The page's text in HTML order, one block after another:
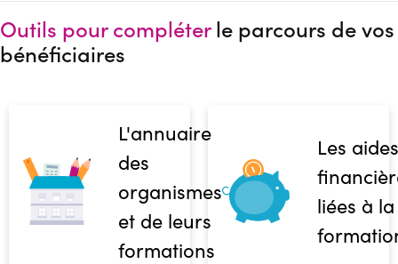
Outils pour compléterle parcours de vos
bénéficiaires
L'annuaire
des
organismes
et de leurs
formations
Les aides
liées à la